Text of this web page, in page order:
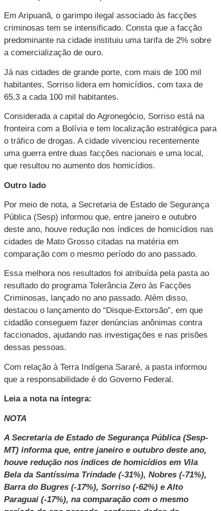
Em Aripuanã, o garimpo ilegal associado às facções
criminosas tem se intensificado. Consta que a facção
predominante na cidade instituiu uma tarifa de 2% sobre
a comercialização de ouro.
Já nas cidades de grande porte, com mais de 100 mil
habitantes, Sorriso lidera em homicídios, com taxa de
65,3 a cada 100 mil habitantes.
Considerada a capital do Agronegócio, Sorriso está na
fronteira com a Bolívia e tem localização estratégica para
o tráfico de drogas. A cidade vivenciou recentemente
uma guerra entre duas facções nacionais e uma local,
que resultou no aumento dos homicídios.
Outro lado
Por meio de nota, a Secretaria de Estado de Segurança
Pública (Sesp) informou que, entre janeiro e outubro
deste ano, houve redução nos índices de homicídios nas
cidades de Mato Grosso citadas na matéria em
comparação com o mesmo período do ano passado.
Essa melhora nos resultados foi atribuída pela pasta ao
resultado do programa Tolerância Zero às Facções
Criminosas, lançado no ano passado. Além disso,
destacou o lançamento do “Disque-Extorsão”, em que
cidadão conseguem fazer denúncias anônimas contra
faccionados, ajudando nas investigações e nas prisões
dessas pessoas.
Com relação à Terra Indígena Sararé, a pasta informou
que a responsabilidade é do Governo Federal.
Leia a nota na íntegra:
NOTA
A Secretaria de Estado de Segurança Pública (Sesp-
MT) informa que, entre janeiro e outubro deste ano,
houve redução nos índices de homicídios em Vila
Bela da Santíssima Trindade (-31%), Nobres (-71%),
Barra do Bugres (-17%), Sorriso (-62%) e Alto
Paraguai (-17%), na comparação com o mesmo